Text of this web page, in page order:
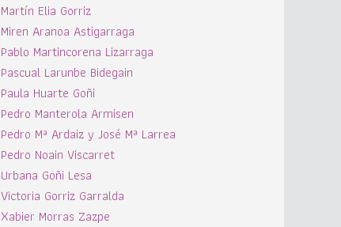
Martín Elia Gorriz
Miren Aranoa Astigarraga
Pablo Martincorena Lizarraga
Pascual Larunbe Bidegain
Paula Huarte Goñi
Pedro Manterola Armisen
Pedro Mª Ardaiz y José Mª Larrea
Pedro Noain Viscarret
Urbana Goñi Lesa
Victoria Gorriz Garralda
Xabier Morras Zazpe